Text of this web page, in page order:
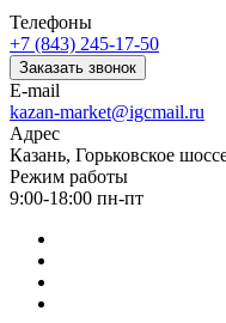
Телефоны
+7 (843) 245-17-50
Заказать звонок
E-mail
kazan-market@igcmail.ru
Адрес
Казань, ​Горьковское
Режим работы
9:00-18:00 пн-пт